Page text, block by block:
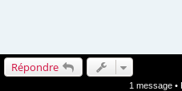
Répondre
1 message •